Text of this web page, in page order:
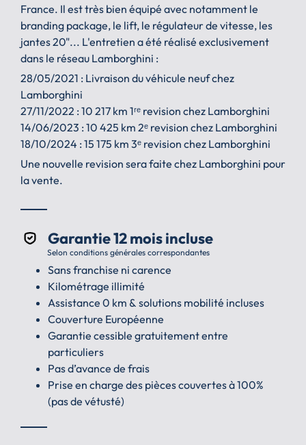
France. Il est très bien équipé avec notamment le
branding package, le lift, le régulateur de vitesse, les
jantes 20"... L'entretien a été réalisé exclusivement
dans le réseau Lamborghini :
28/05/2021 : Livraison du véhicule neuf chez
Lamborghini
27/11/2022 : 10 217 km 1ʳᵉ revision chez Lamborghini
14/06/2023 : 10 425 km 2ᵉ revision chez Lamborghini
18/10/2024 : 15 175 km 3ᵉ revision chez Lamborghini
Une nouvelle revision sera faite chez Lamborghini pour
la vente.
Garantie 12 mois incluse
Selon conditions générales correspondantes
Sans franchise ni carence
Kilométrage illimité
Assistance 0 km & solutions mobilité incluses
Couverture Européenne
Garantie cessible gratuitement entre
particuliers
Pas d’avance de frais
Prise en charge des pièces couvertes à 100%
(pas de vétusté)